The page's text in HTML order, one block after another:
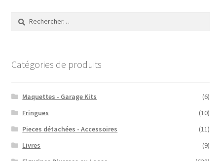
Rechercher :
Catégories de produits
Maquettes - Garage Kits
(6)
Fringues
(10)
Pieces détachées - Accessoires
(11)
Livres
(9)